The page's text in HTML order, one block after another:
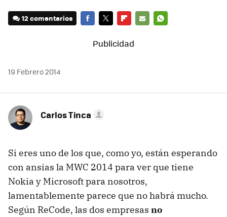
12 comentarios
19 Febrero 2014
Carlos Tinca
Si eres uno de los que, como yo, están esperando
con ansias la MWC 2014 para ver que tiene
Nokia y Microsoft para nosotros,
lamentablemente parece que no habrá mucho.
Según ReCode, las dos empresas no